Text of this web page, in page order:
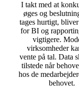
I takt med at
øges og
tages hurtigt,
for BI og
vigtigere.
virksomheder
vente på tal. Data
tilstede når
hos de
behovet.